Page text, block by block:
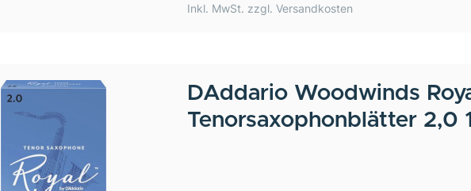
Inkl. MwSt. zzgl. Versandkosten
DAddario Woodwinds
Tenorsaxophonblätter 2,0